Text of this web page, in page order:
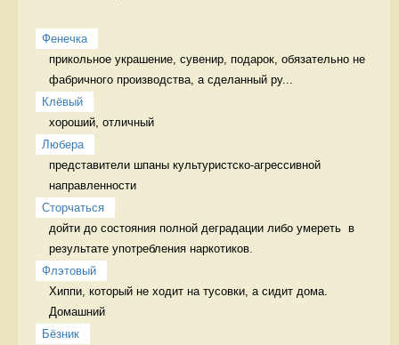
Фенечка
прикольное украшение, сувенир, подарок, обязательно не
фабричного производства, а сделанный ру...
Клёвый
хороший, отличный
Любера
представители шпаны культуристско-агрессивной
направленности
Сторчаться
дойти до состояния полной деградации либо умереть  в
результате употребления наркотиков.
Флэтовый
Хиппи, который не ходит на тусовки, а сидит дома.
Домашний
Бёзник